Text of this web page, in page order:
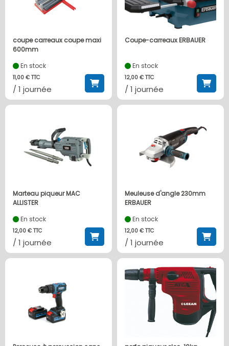
coupe carreaux coupe maxi
600mm
En stock
11,00 € TTC
/ 1 journée
Coupe-carreaux ERBAUER
En stock
12,00 € TTC
/ 1 journée
Marteau piqueur MAC
ALLISTER
En stock
12,00 € TTC
/ 1 journée
Meuleuse d'angle 230mm
ERBAUER
En stock
12,00 € TTC
/ 1 journée